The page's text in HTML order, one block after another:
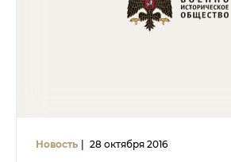
Новость 28 октября 2016